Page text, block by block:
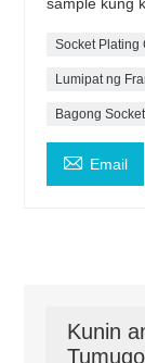
Socket Plating
Lumipat ng
Bagong
 Email
Kunin